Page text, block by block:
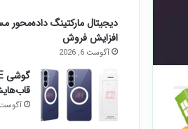
دیجیتال مارکتینگ
افزایش فروش
آگوست 6, 2026
آگوست 5,